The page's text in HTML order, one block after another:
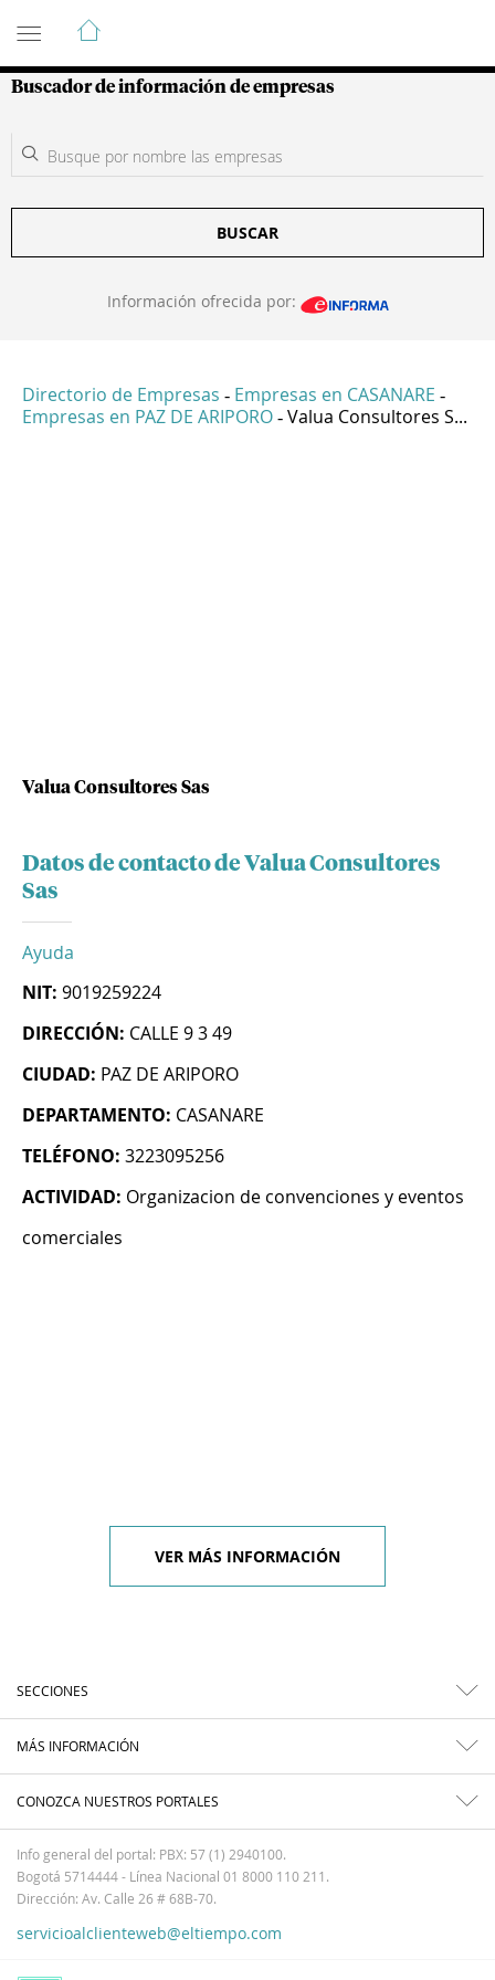
Guía de Empresas Colombianas
Buscador de información de empresas
BUSCAR
Información ofrecida por:
Directorio de Empresas - Empresas en CASANARE -
Empresas en PAZ DE ARIPORO - Valua Consultores S...
Valua Consultores Sas
Datos de contacto de Valua Consultores
Sas
Ayuda
NIT: 9019259224
DIRECCIÓN: CALLE 9 3 49
CIUDAD: PAZ DE ARIPORO
DEPARTAMENTO: CASANARE
TELÉFONO: 3223095256
ACTIVIDAD: Organizacion de convenciones y eventos
comerciales
VER MÁS INFORMACIÓN
SECCIONES
MÁS INFORMACIÓN
CONOZCA NUESTROS PORTALES
Info general del portal: PBX: 57 (1) 2940100.
Bogotá 5714444 - Línea Nacional 01 8000 110 211.
Dirección: Av. Calle 26 # 68B-70.
servicioalclienteweb@eltiempo.com